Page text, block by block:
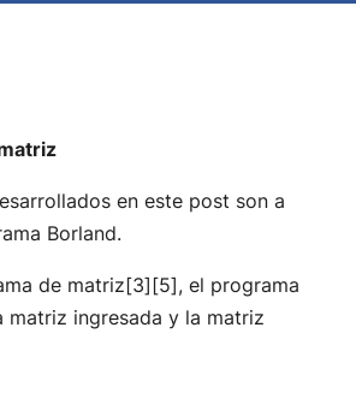
en este post son a
Borland.
de matriz[3][5], el programa
matriz ingresada y la matriz